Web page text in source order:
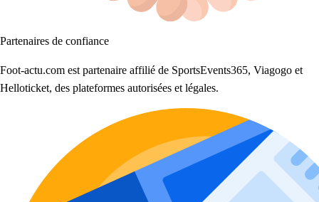
Partenaires de confiance
Foot-actu.com est partenaire affilié de SportsEvents365, Viagogo et
Helloticket, des plateformes autorisées et légales.